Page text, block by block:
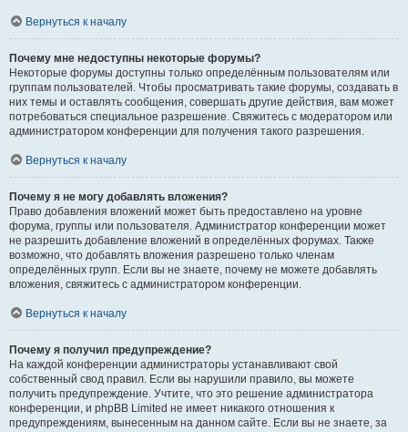
Вернуться к началу
Почему мне недоступны некоторые форумы?
Некоторые форумы доступны только определённым пользователям или
группам пользователей. Чтобы просматривать такие форумы, создавать в
них темы и оставлять сообщения, совершать другие действия, вам может
потребоваться специальное разрешение. Свяжитесь с модератором или
администратором конференции для получения такого разрешения.
Вернуться к началу
Почему я не могу добавлять вложения?
Право добавления вложений может быть предоставлено на уровне
форума, группы или пользователя. Администратор конференции может
не разрешить добавление вложений в определённых форумах. Также
возможно, что добавлять вложения разрешено только членам
определённых групп. Если вы не знаете, почему не можете добавлять
вложения, свяжитесь с администратором конференции.
Вернуться к началу
Почему я получил предупреждение?
На каждой конференции администраторы устанавливают свой
собственный свод правил. Если вы нарушили правило, вы можете
получить предупреждение. Учтите, что это решение администратора
конференции, и phpBB Limited не имеет никакого отношения к
предупреждениям, вынесенным на данном сайте. Если вы не знаете, за